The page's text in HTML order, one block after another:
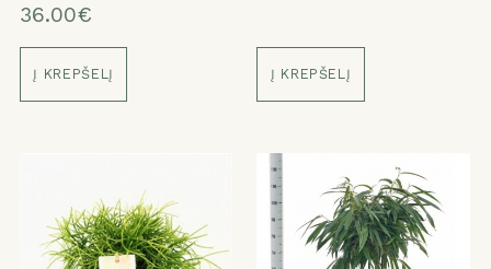
36.00€
Į KREPŠELĮ Į KREPŠELĮ